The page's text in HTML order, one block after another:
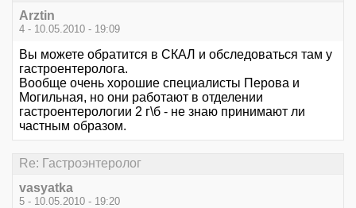
Arztin
4 - 10.05.2010 - 19:09
Вы можете обратится в СКАЛ и обследоваться там у
гастроентеролога.
Вообще очень хорошие специалисты Перова и
Могильная, но они работают в отделении
гастроентерологии 2 г\б - не знаю принимают ли
частным образом.
Re: Гастроэнтеролог
vasyatka
5 - 10.05.2010 - 19:20